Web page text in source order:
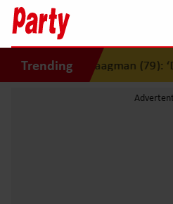
Trending
Jerney Kaagman (79): ‘Dat